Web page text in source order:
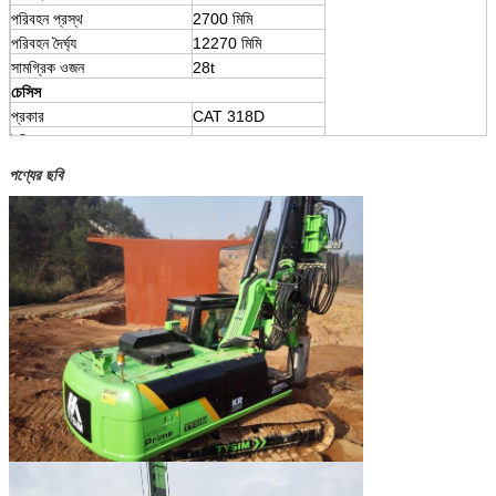
পরিবহন প্রস্থ
2700 মিমি
পরিবহন দৈর্ঘ্য
12270 মিমি
সামগ্রিক ওজন
28t
চেসিস
প্রকার
CAT 318D
ইঞ্জিন
CAT3054CA
পণ্যের ছবি